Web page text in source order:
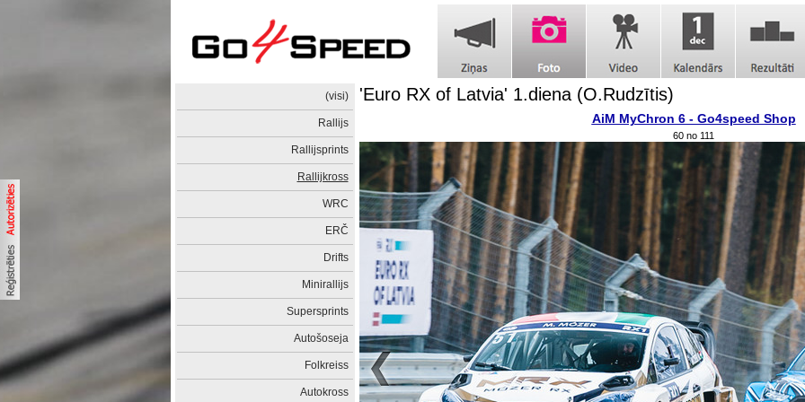
(visi)
Rallijs
Rallijsprints
Rallijkross
WRC
ERČ
Drifts
Minirallijs
Supersprints
Autošoseja
Folkreiss
Autokross
'Euro RX of Latvia' 1.diena (O.Rudzītis)
AiM MyChron 6 - Go4speed Shop
60 no 111